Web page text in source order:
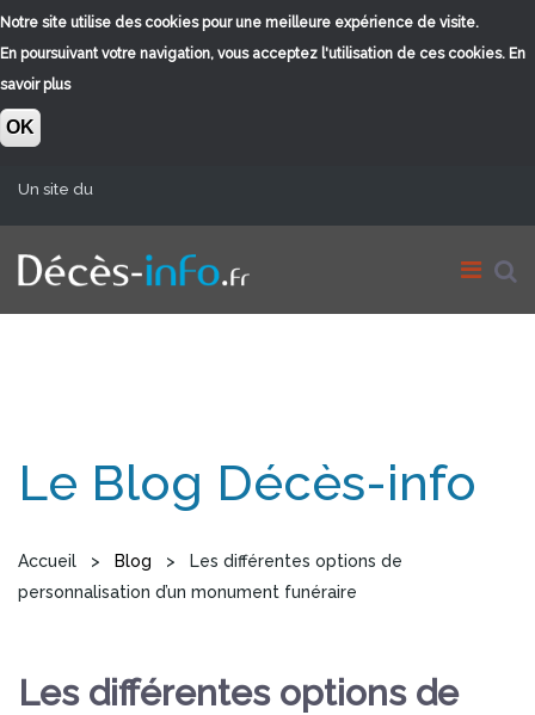
Notre site utilise des cookies pour une meilleure expérience de visite.
En poursuivant votre navigation, vous acceptez l'utilisation de ces cookies. En
savoir plus
OK
Aller au contenu principal
Un site du
Le Blog Décès-info
Vous êtes ici
Accueil > Blog >
Les différentes options de
personnalisation d’un monument funéraire
Les différentes options de